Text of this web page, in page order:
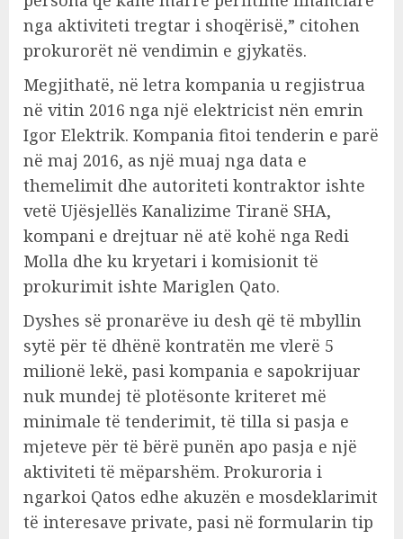
nga aktiviteti tregtar i shoqërisë,” citohen
prokurorët në vendimin e gjykatës.
Megjithatë, në letra kompania u regjistrua
në vitin 2016 nga një elektricist nën emrin
Igor Elektrik. Kompania fitoi tenderin e parë
në maj 2016, as një muaj nga data e
themelimit dhe autoriteti kontraktor ishte
vetë Ujësjellës Kanalizime Tiranë SHA,
kompani e drejtuar në atë kohë nga Redi
Molla dhe ku kryetari i komisionit të
prokurimit ishte Mariglen Qato.
Dyshes së pronarëve iu desh që të mbyllin
sytë për të dhënë kontratën me vlerë 5
milionë lekë, pasi kompania e sapokrijuar
nuk mundej të plotësonte kriteret më
minimale të tenderimit, të tilla si pasja e
mjeteve për të bërë punën apo pasja e një
aktiviteti të mëparshëm. Prokuroria i
ngarkoi Qatos edhe akuzën e mosdeklarimit
të interesave private, pasi në formularin tip